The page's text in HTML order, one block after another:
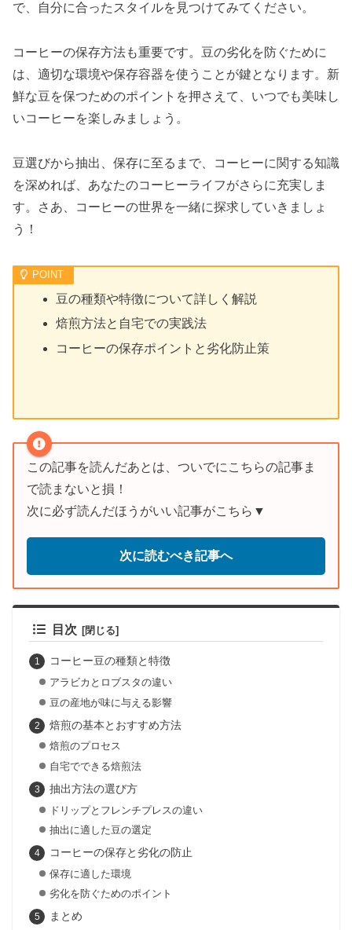
で、自分に合ったスタイルを見つけてみてください。
コーヒーの保存方法も重要です。豆の劣化を防ぐために
は、適切な環境や保存容器を使うことが鍵となります。新
鮮な豆を保つためのポイントを押さえて、いつでも美味し
いコーヒーを楽しみましょう。
豆選びから抽出、保存に至るまで、コーヒーに関する知識
を深めれば、あなたのコーヒーライフがさらに充実しま
す。さあ、コーヒーの世界を一緒に探求していきましょ
う！
豆の種類や特徴について詳しく解説
焙煎方法と自宅での実践法
コーヒーの保存ポイントと劣化防止策
この記事を読んだあとは、ついでにこちらの記事ま
で読まないと損！
次に必ず読んだほうがいい記事がこちら▼
次に読むべき記事へ
目次
コーヒー豆の種類と特徴
アラビカとロブスタの違い
豆の産地が味に与える影響
焙煎の基本とおすすめ方法
焙煎のプロセス
自宅でできる焙煎法
抽出方法の選び方
ドリップとフレンチプレスの違い
抽出に適した豆の選定
コーヒーの保存と劣化の防止
保存に適した環境
劣化を防ぐためのポイント
まとめ